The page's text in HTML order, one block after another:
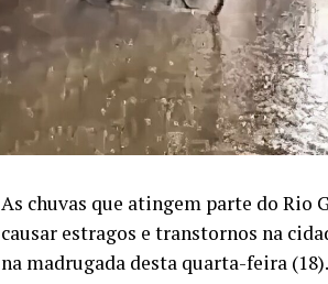
As chuvas que atingem parte do Rio
causar estragos e transtornos na
na madrugada desta quarta-feira (18).